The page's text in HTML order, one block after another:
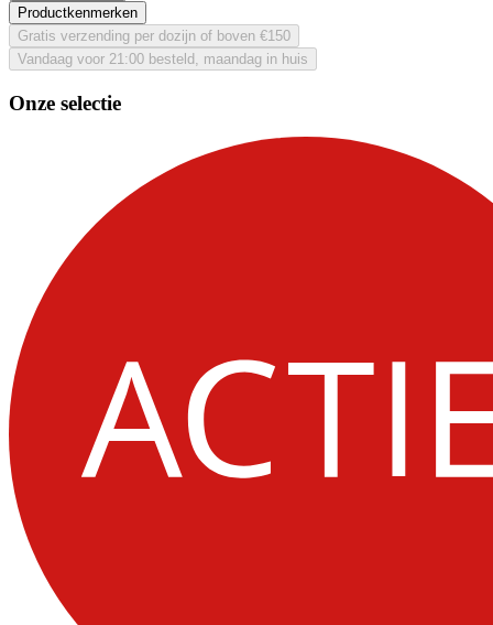
Productkenmerken
Gratis verzending per dozijn of boven €150
Vandaag voor 21:00 besteld, maandag in huis
Onze selectie